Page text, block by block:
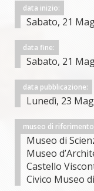
data inizio:
Sabato, 21
data fine:
Sabato, 21
data pubblicazione:
Lunedì, 23
museo di
Museo di
Museo
Castello
Civico Museo